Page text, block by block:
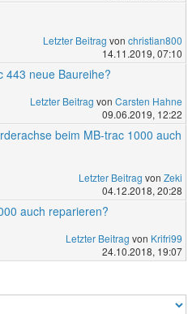
Letzter Beitrag von christian800
14.11.2019, 07:10
443 neue Baureihe?
Letzter Beitrag von Carsten Hahne
09.06.2019, 12:22
beim MB-trac 1000 auch
Letzter Beitrag von Zeki
04.12.2018, 20:28
auch reparieren?
Letzter Beitrag von Krifri99
24.10.2018, 19:07